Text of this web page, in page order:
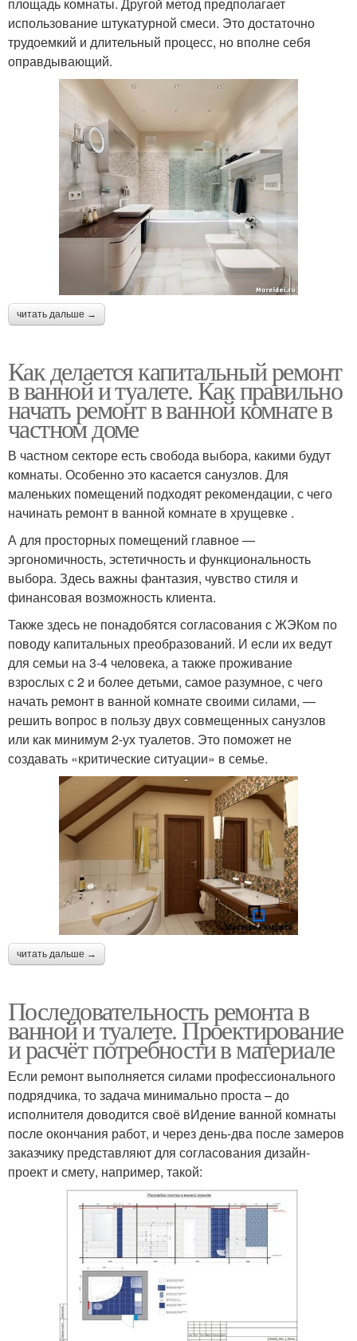
использование штукатурной смеси. Это достаточно
трудоемкий и длительный процесс, но вполне себя
оправдывающий.
читать дальше →
Как делается капитальный ремонт
в ванной и туалете. Как правильно
начать ремонт в ванной комнате в
частном доме
В частном секторе есть свобода выбора, какими будут
комнаты. Особенно это касается санузлов. Для
маленьких помещений подходят рекомендации, с чего
начинать ремонт в ванной комнате в хрущевке .
А для просторных помещений главное —
эргономичность, эстетичность и функциональность
выбора. Здесь важны фантазия, чувство стиля и
финансовая возможность клиента.
Также здесь не понадобятся согласования с ЖЭКом по
поводу капитальных преобразований. И если их ведут
для семьи на 3-4 человека, а также проживание
взрослых с 2 и более детьми, самое разумное, с чего
начать ремонт в ванной комнате своими силами, —
решить вопрос в пользу двух совмещенных санузлов
или как минимум 2-ух туалетов. Это поможет не
создавать «критические ситуации» в семье.
читать дальше →
Последовательность ремонта в
ванной и туалете. Проектирование
и расчёт потребности в материале
Если ремонт выполняется силами профессионального
подрядчика, то задача минимально проста – до
исполнителя доводится своё вИдение ванной комнаты
после окончания работ, и через день-два после замеров
заказчику представляют для согласования дизайн-
проект и смету, например, такой: